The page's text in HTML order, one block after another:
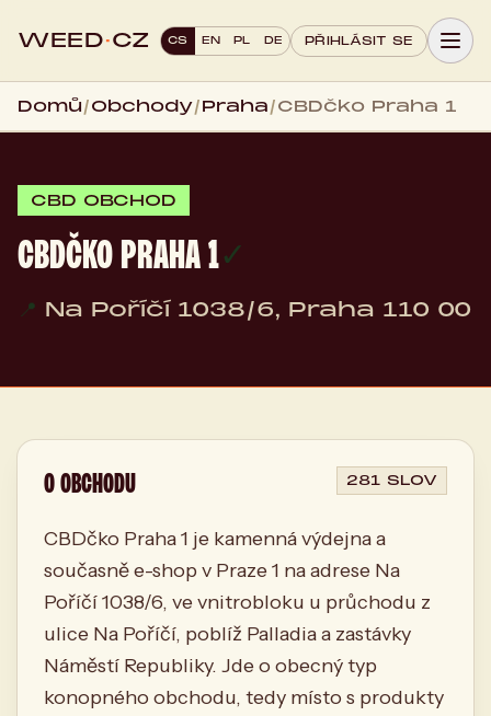
WEED·CZ CS EN PL DE PŘIHLÁSIT SE
Domů/Obchody/Praha/CBDčko Praha 1
CBD OBCHOD
CBDČKO PRAHA 1✓
📍 Na Poříčí 1038/6, Praha 110 00
O OBCHODU 281 SLOV
CBDčko Praha 1 je kamenná výdejna a
současně e-shop v Praze 1 na adrese Na
Poříčí 1038/6, ve vnitrobloku u průchodu z
ulice Na Poříčí, poblíž Palladia a zastávky
Náměstí Republiky. Jde o obecný typ
konopného obchodu, tedy místo s produkty